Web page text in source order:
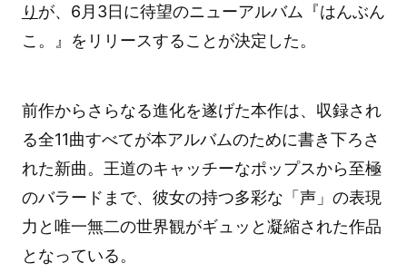
り が、6月3日に待望のニューアルバム『はんぶん
こ。』をリリースすることが決定した。
前作からさらなる進化を遂げた本作は、収録され
る全11曲すべてが本アルバムのために書き下ろさ
れた新曲。王道のキャッチーなポップスから至極
のバラードまで、彼女の持つ多彩な「声」の表現
力と唯一無二の世界観がギュッと凝縮された作品
となっている。